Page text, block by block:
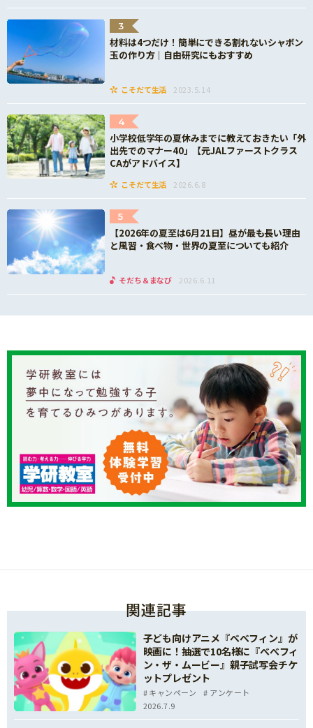
3
材料は4つだけ！簡単にできる割れないシャボン
玉の作り方｜自由研究にもおすすめ
こそだて生活 2023.5.14
4
小学校低学年の夏休みまでに教えておきたい「外
出先でのマナー40」【元JALファーストクラス
CAがアドバイス】
こそだて生活 2026.6.8
5
【2026年の夏至は6月21日】昼が最も長い理由
と風習・食べ物・世界の夏至についても紹介
そだち＆まなび 2026.6.11
関連記事
子ども向けアニメ『べべフィン』が
映画に！抽選で10名様に『べべフィ
ン・ザ・ムービー』親子試写会チケ
ットプレゼント
キャンペーン
アンケート
2026.7.9